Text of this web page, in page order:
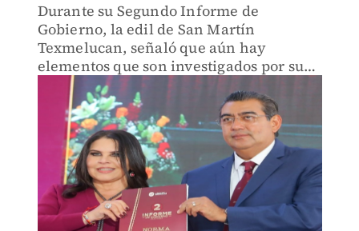
Durante su Segundo Informe de
Gobierno, la edil de San Martín
Texmelucan, señaló que aún hay
elementos que son investigados por su
presunta relación con actos indebidos.